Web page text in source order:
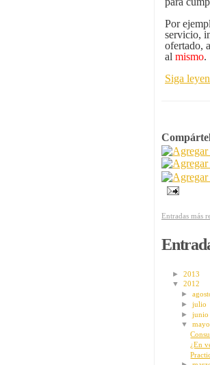
Por
servicio,
ofertado,
al mismo.
Siga
Entradas más
► 2013
▼ 2012
►
►julio
►junio
▼mayo
¿En